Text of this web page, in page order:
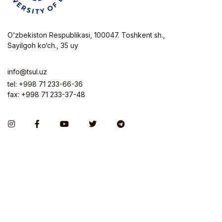
O‘zbekiston Respublikasi, 100047. Toshkent sh.,
Sayilgoh ko‘ch., 35 uy
info@tsul.uz
tel: +998 71 233-66-36
fax: +998 71 233-37-48